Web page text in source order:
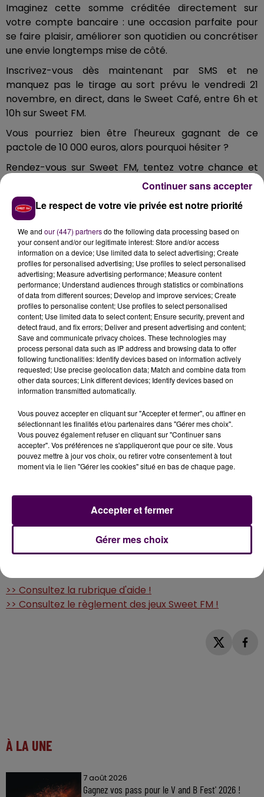
Imaginez cette somme créditée directement sur
votre compte bancaire : une occasion parfaite pour
se faire plaisir, améliorer son quotidien ou concrétiser
une envie longtemps mise de côté.
Inscrivez-vous dès maintenant par SMS et ne
manquez pas le tirage au sort prévu le vendredi 21
novembre, en direct, dans le Sweet Café, entre 6h et
10h sur Sweet FM.
Vous pourriez bien être l'heureux gagnant de ce
pactole de 10 000 euros, alors pourquoi hésiter ?
Rendez-vous sur Sweet FM, tentez votre chance et
vivez, peut-être, un moment magique !
Depuis près de 25 ans, le
Sarthe s’engage à offrir une expérience conviviale,
simple et agréable pour tous. Avec un esprit familial,
nous proposons un espace de jeux, des
anniversaires inoubliables, des ateliers pour enfants
et des événements pour petits et grands. Soucieux
du local, nous privilégions des produits français,
comme les œufs Label Rouge de Loué. Ouvert 7j/7,
de 10h à minuit, rendez-vous au restaurant, au drive,
et avec les services Click & Collect, Click & Ready et
service à table pour plus de simplicité.
Et écoutez Sweet FM à Sablé-sur-Sarthe sur le 89.4
FM !
POUR VOUS INSCRIRE
Envoyez par SMS le mot cléSWEETau7 17 17.
inscription, jeu valable jusqu'au vendredi 21 novembre
>> Consultez la rubrique d'aide !
>> Consultez le règlement des jeux Sweet FM !
À LA UNE
7 août 2026
Gagnez vos pass pour le V and B Fest' 2026 !
Le respect de votre vie privée est notre priorité
We and our (447) partnersdo the following data processing based on
your consent and/or our legitimate interest: Store and/or access
information on a device; Use limited data to select advertising; Create
profiles for personalised advertising; Use profiles to select personalised
advertising; Measure advertising performance; Measure content
performance; Understand audiences through statistics or combinations
of data from different sources; Develop and improve services; Create
profiles to personalise content; Use profiles to select personalised
content; Use limited data to select content; Ensure security, prevent and
detect fraud, and fix errors; Deliver and present advertising and content;
Save and communicate privacy choices. These technologies may
process personal data such as IP address and browsing data to offer
following functionalities: Identify devices based on information actively
requested; Use precise geolocation data; Match and combine data from
other data sources; Link different devices; Identify devices based on
information transmitted automatically.
Vous pouvez accepter en cliquant sur "Accepter et fermer", ou affiner en
sélectionnant les finalités et/ou partenaires dans "Gérer mes choix".
Vous pouvez également refuser en cliquant sur "Continuer sans
accepter". Vos préférences ne s'appliqueront que pour ce site. Vous
pouvez mettre à jour vos choix, ou retirer votre consentement à tout
moment via le lien "Gérer les cookies" situé en bas de chaque page.
Gérer mes choix
Accepter et fermer
Continuer sans accepter